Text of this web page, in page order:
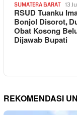
SUMATERA BARAT 13
RSUD Tuanku
Bonjol Disorot,
Obat Kosong
Dijawab Bupati
REKOMENDASI